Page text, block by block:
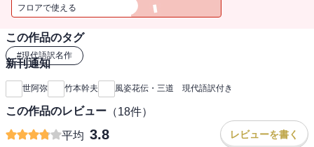
フロアで使える
この作品のタグ
#現代語訳名作
新刊通知
世阿弥 竹本幹夫 風姿花伝・三道 現代語訳付き
この作品のレビュー （18件）
平均 3.8 レビューを書く